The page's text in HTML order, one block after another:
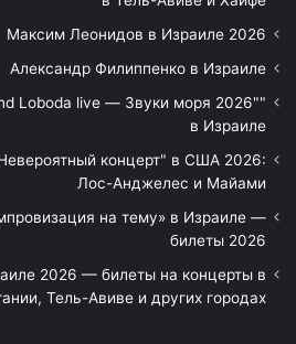
Максим Леонидов в Израиле 2026
Александр Филиппенко в Израиле
Loboda live — Звуки моря 2026"
в Израиле
концерт" в США 2026:
Лос-Анджелес и Майами
на тему» в Израиле —
билеты 2026
2026 — билеты на концерты в
Тель-Авиве и других городах